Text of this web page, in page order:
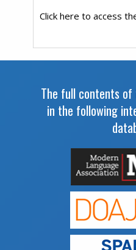
Click here to access
The full contents
in the following